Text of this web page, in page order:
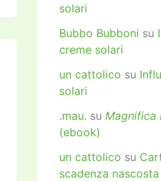
solari
Bubbo Bubboni su
creme solari
un cattolico su
solari
.mau. su Magnifica
(ebook)
un cattolico su
scadenza nascosta